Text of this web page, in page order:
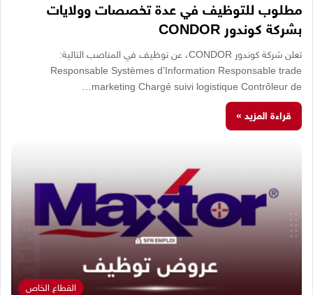
مطلوب للتوظيف في عدة تخصصات وولايات
بشركة كوندور CONDOR
تعلن شركة كوندور CONDOR، عن توظيف في المناصب التالية:
Responsable Systèmes d’Information Responsable trade
marketing Chargé suivi logistique Contrôleur de…
قراءة المزيد »
القطاع الخاص